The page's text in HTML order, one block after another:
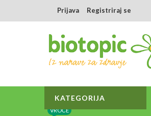
Prijava Registriraj se
KATEGORIJA
VROČE